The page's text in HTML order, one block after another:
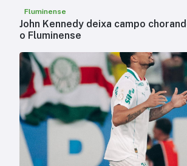
Fluminense
John Kennedy deixa campo
o Fluminense